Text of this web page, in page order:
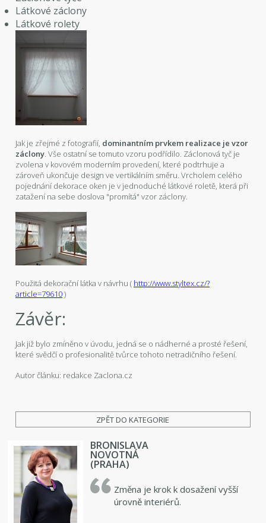
Látkové záclony
Látkové rolety
Jak je zřejmé z fotografií, dominantním prvkem realizace je vzor
záclony. Vše ostatní se tomuto vzoru podřídilo. Záclonová tyč je
zvolena v kovovém moderním provedení, které podtrhuje a
zároveň ukončuje design ve vertikálním směru. Vrcholem celého
pojednání dekorace oken je v jednoduché látkové roletě, která při
zatažení na sebe doslova "promítá" vzor záclony.
Použitá dekorační látka v návrhu ( http://www.styltex.cz/?
article=79610)
Závěr:
Jak již bylo zmíněno v úvodu, jedná se o nádherné a prosté řešení,
které svědčí o profesionalitě tvůrce tohoto netradičního řešení.
Autor článku: redakce Zaclona.cz
ZPĚT DO KATEGORIE
BRONISLAVA
NOVOTNÁ
(PRAHA)
Změna je krok k dosažení vyšší
úrovně interiérů.